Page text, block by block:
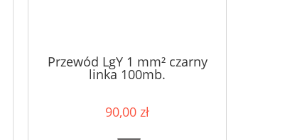
Przewód LgY 1 mm² czarny
linka 100mb.
90,00 zł